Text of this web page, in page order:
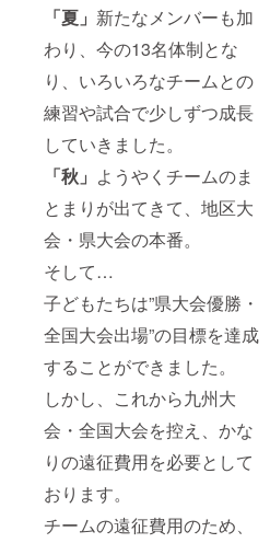
「夏」 新たなメンバーも加
わり、今の13名体制とな
り、いろいろなチームとの
練習や試合で少しずつ成長
していきました。
「秋」 ようやくチームのま
とまりが出てきて、地区大
会・県大会の本番。
そして…
子どもたちは”県大会優勝・
全国大会出場”の目標を達成
することができました。
しかし、これから九州大
会・全国大会を控え、かな
りの遠征費用を必要として
おります。
チームの遠征費用のため、